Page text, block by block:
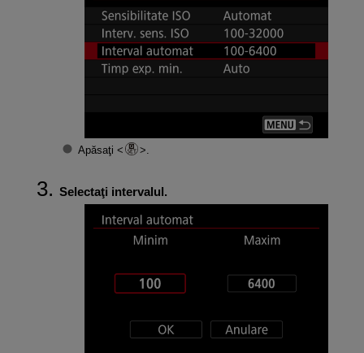
Apăsaţi .
Selectaţi intervalul.